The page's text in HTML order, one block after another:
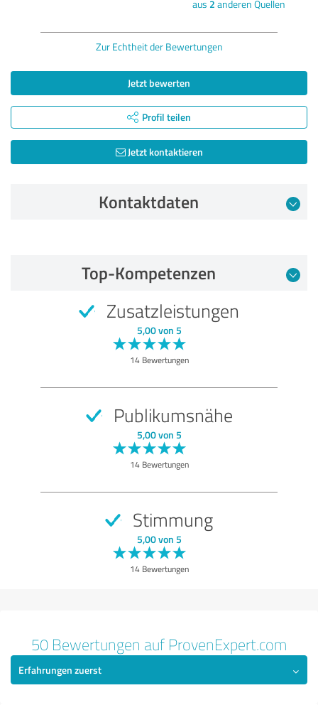
aus 2 anderen Quellen
Zur Echtheit der Bewertungen
Jetzt bewerten
Profil teilen
Jetzt kontaktieren
Kontaktdaten
Empfehlung
Top-Kompetenzen
Zusatzleistungen
5,00 von 5
14 Bewertungen
Publikumsnähe
5,00 von 5
14 Bewertungen
Stimmung
5,00 von 5
14 Bewertungen
50 Bewertungen auf ProvenExpert.com
Erfahrungen zuerst